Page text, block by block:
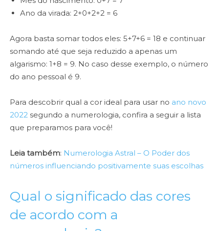
Ano da virada: 2+0+2+2 = 6
Agora basta somar todos eles: 5+7+6 = 18 e continuar
somando até que seja reduzido a apenas um
algarismo: 1+8 = 9. No caso desse exemplo, o número
do ano pessoal é 9.
Para descobrir qual a cor ideal para usar no ano novo
2022 segundo a numerologia, confira a seguir a lista
que preparamos para você!
Leia também: Numerologia Astral – O Poder dos
números influenciando positivamente suas escolhas
Qual o significado das cores
de acordo com a